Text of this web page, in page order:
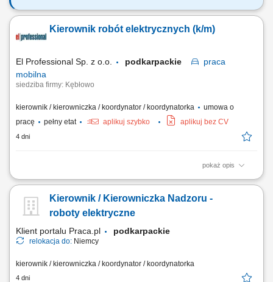
OPIS STANOWISKA planowanie i organizacja placu budowy;
dokumentacji budowy technicznej w tym dokumentacji finansowej
powykonawczej i odbiorczej; nadzór nad harmonogramem
Kierownik robót elektrycznych (k/m)
El Professional Sp. z o.o. podkarpackie
praca
mobilna
siedziba firmy: Kębłowo
kierownik / kierowniczka / koordynator / koordynatorka
umowa o
pracę
pełny etat aplikuj szybko aplikuj bez CV
4 dni
pokaż opis
Praca na terenie całej Polski Zakres obowiązków Nadzór i kontrola nad
nad postępami prac, przygotowywanie obmiaru postępu robót.
Koordynacja prac podwykonawców, harmonogramów, przeglądy
Kierownik / Kierowniczka Nadzoru -
roboty elektryczne
Klient portalu Praca.pl podkarpackie
relokacja do: Niemcy
kierownik / kierowniczka / koordynator / koordynatorka
4 dni